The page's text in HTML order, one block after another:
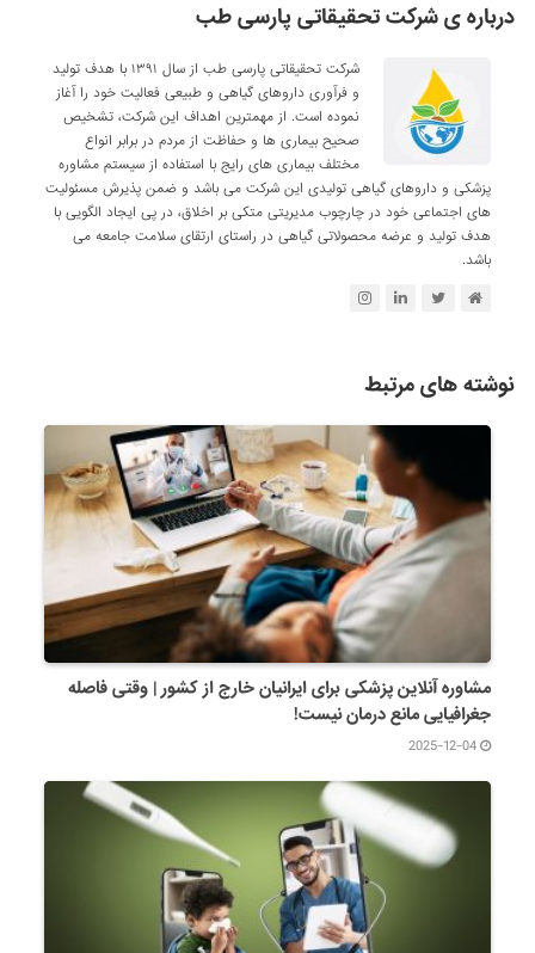
درباره ی شرکت تحقیقاتی پارسی طب
شرکت تحقیقاتی پارسی طب از سال ۱۳۹۱ با هدف تولید
و فرآوری داروهای گیاهی و طبیعی فعالیت خود را آغاز
نموده است. از مهمترین اهداف این شرکت، تشخیص
صحیح بیماری ها و حفاظت از مردم در برابر انواع
مختلف بیماری های رایج با استفاده از سیستم مشاوره
پزشکی و داروهای گیاهی تولیدی این شرکت می باشد و ضمن پذیرش مسئولیت
های اجتماعی خود در چارچوب مدیریتی متکی بر اخلاق، در پی ایجاد الگویی با
هدف تولید و عرضه محصولاتی گیاهی در راستای ارتقای سلامت جامعه می
باشد.
نوشته های مرتبط
مشاوره آنلاین پزشکی برای ایرانیان خارج از کشور | وقتی فاصله
جغرافیایی مانع درمان نیست!
2025-12-04